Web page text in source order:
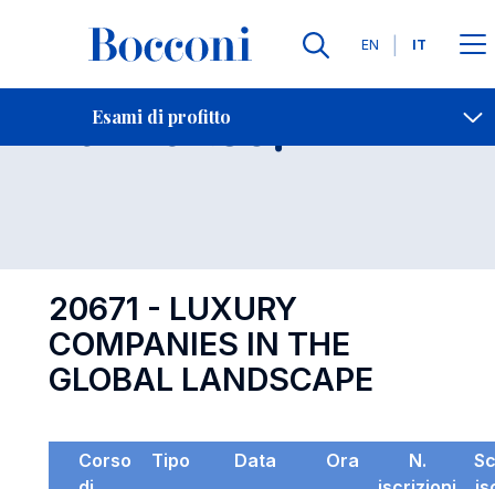
Lingue
EN IT
Esami di profitto
Contatti
Esame 20671 Open
20671 - LUXURY
COMPANIES IN THE
GLOBAL LANDSCAPE
Corso
Tipo Data Ora
N.